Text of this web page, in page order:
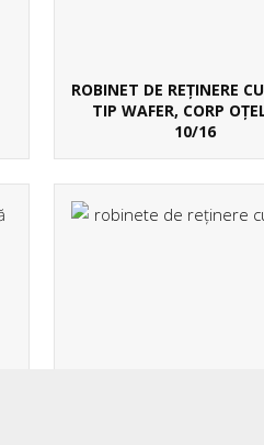
ROBINET DE REȚINERE
TIP WAFER, CORP
10/16